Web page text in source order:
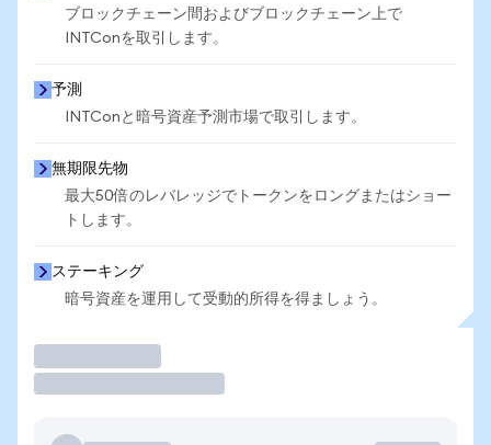
ブロックチェーン間およびブロックチェーン上で
INTConを取引します。
予測
INTConと暗号資産予測市場で取引します。
無期限先物
最大50倍のレバレッジでトークンをロングまたはショー
トします。
ステーキング
暗号資産を運用して受動的所得を得ましょう。